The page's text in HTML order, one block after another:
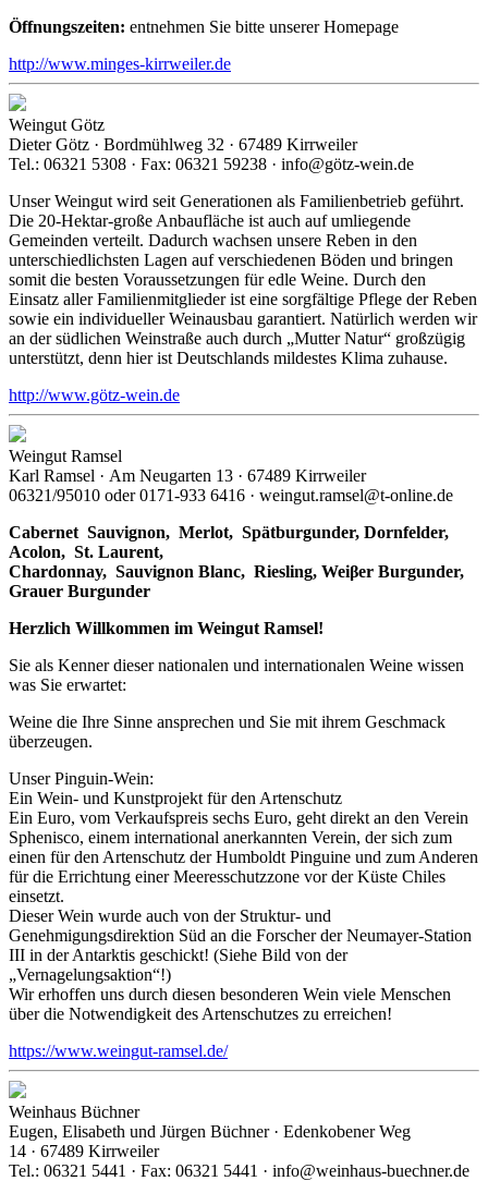
Öffnungszeiten: entnehmen Sie bitte unserer Homepage
http://www.minges-kirrweiler.de
Weingut Götz
Dieter Götz · Bordmühlweg 32 · 67489 Kirrweiler
Tel.: 06321 5308 · Fax: 06321 59238 · info@götz-wein.de
Unser Weingut wird seit Generationen als Familienbetrieb geführt.
Die 20-Hektar-große Anbaufläche ist auch auf umliegende
Gemeinden verteilt. Dadurch wachsen unsere Reben in den
unterschiedlichsten Lagen auf verschiedenen Böden und bringen
somit die besten Voraussetzungen für edle Weine. Durch den
Einsatz aller Familienmitglieder ist eine sorgfältige Pflege der Reben
sowie ein individueller Weinausbau garantiert. Natürlich werden wir
an der südlichen Weinstraße auch durch „Mutter Natur“ großzügig
unterstützt, denn hier ist Deutschlands mildestes Klima zuhause.
http://www.götz-wein.de
Weingut Ramsel
Karl Ramsel · Am Neugarten 13 · 67489 Kirrweiler
06321/95010 oder 0171-933 6416 · weingut.ramsel@t-online.de
Cabernet Sauvignon, Merlot, Spätburgunder, Dornfelder,
Acolon, St. Laurent,
Chardonnay, Sauvignon Blanc, Riesling, Weiβer Burgunder,
Grauer Burgunder
Herzlich Willkommen im Weingut Ramsel!
Sie als Kenner dieser nationalen und internationalen Weine wissen
was Sie erwartet:
Weine die Ihre Sinne ansprechen und Sie mit ihrem Geschmack
überzeugen.
Unser Pinguin-Wein:
Ein Wein- und Kunstprojekt für den Artenschutz
Ein Euro, vom Verkaufspreis sechs Euro, geht direkt an den Verein
Sphenisco, einem international anerkannten Verein, der sich zum
einen für den Artenschutz der Humboldt Pinguine und zum Anderen
für die Errichtung einer Meeresschutzzone vor der Küste Chiles
einsetzt.
Dieser Wein wurde auch von der Struktur- und
Genehmigungsdirektion Süd an die Forscher der Neumayer-Station
III in der Antarktis geschickt! (Siehe Bild von der
„Vernagelungsaktion“!)
Wir erhoffen uns durch diesen besonderen Wein viele Menschen
über die Notwendigkeit des Artenschutzes zu erreichen!
https://www.weingut-ramsel.de/
Weinhaus Büchner
Eugen, Elisabeth und Jürgen Büchner · Edenkobener Weg
14 · 67489 Kirrweiler
Tel.: 06321 5441 · Fax: 06321 5441 · info@weinhaus-buechner.de